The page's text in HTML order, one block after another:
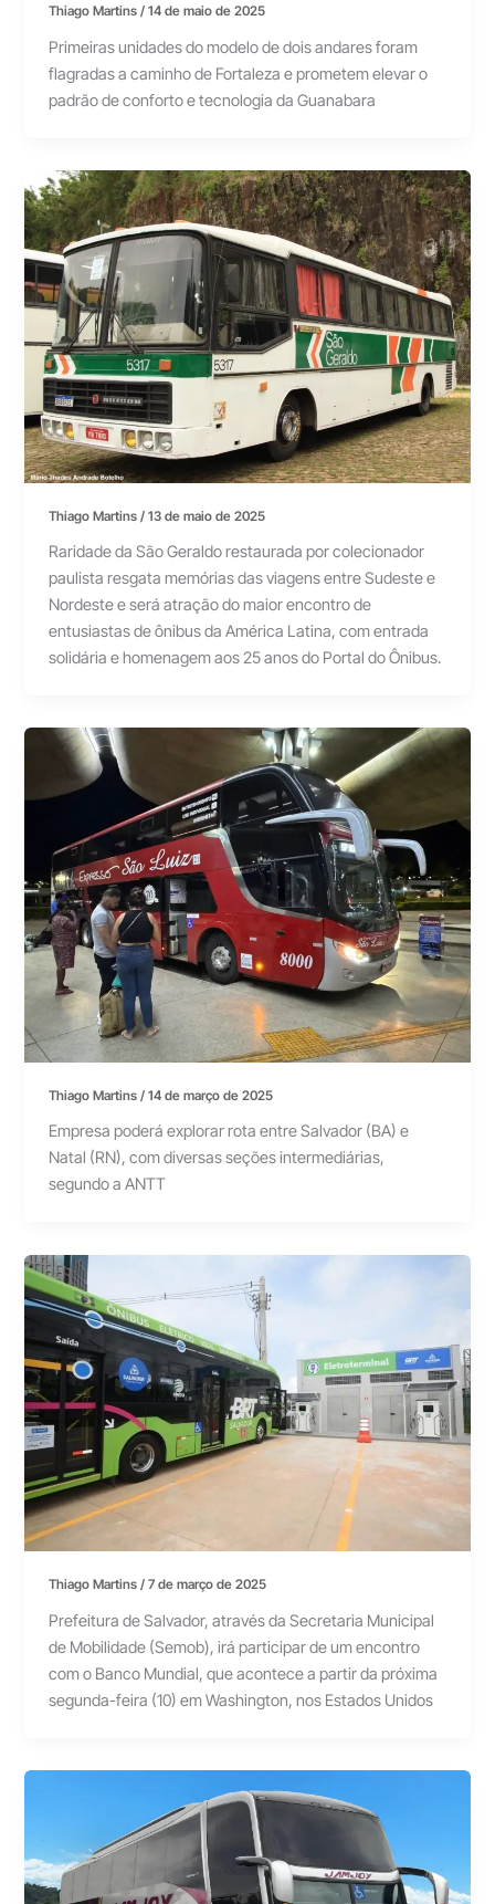
Thiago Martins/14 de maio de 2025
Primeiras unidades do modelo de dois andares foram
flagradas a caminho de Fortaleza e prometem elevar o
padrão de conforto e tecnologia da Guanabara
Thiago Martins/13 de maio de 2025
Raridade da São Geraldo restaurada por colecionador
paulista resgata memórias das viagens entre Sudeste e
Nordeste e será atração do maior encontro de
entusiastas de ônibus da América Latina, com entrada
solidária e homenagem aos 25 anos do Portal do Ônibus.
Thiago Martins/14 de março de 2025
Empresa poderá explorar rota entre Salvador (BA) e
Natal (RN), com diversas seções intermediárias,
segundo a ANTT
Thiago Martins/7 de março de 2025
Prefeitura de Salvador, através da Secretaria Municipal
de Mobilidade (Semob), irá participar de um encontro
com o Banco Mundial, que acontece a partir da próxima
segunda-feira (10) em Washington, nos Estados Unidos